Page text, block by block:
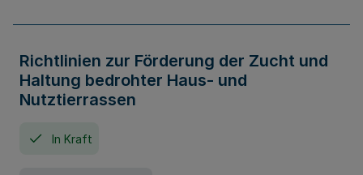
Richtlinien zur Förderung der Zucht und
Haltung bedrohter Haus- und
Nutztierrassen
In Kraft